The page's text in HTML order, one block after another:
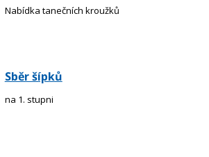
Nabídka tanečních kroužků
Sběr šípků
na 1. stupni